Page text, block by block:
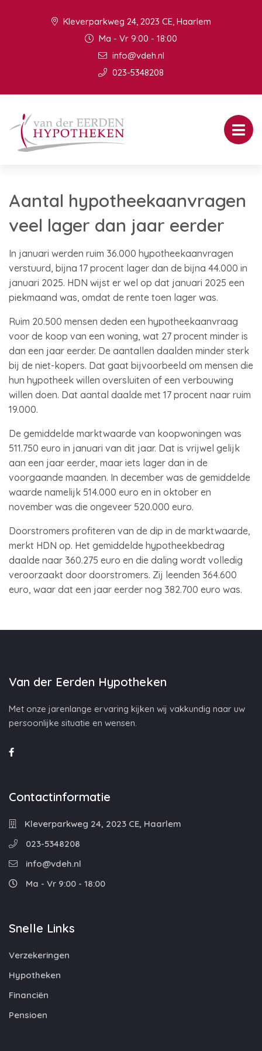
Kleverparkweg 24, 2023 CE, Haarlem
Ma - Vr 9:00 - 18:00
info@vdeh.nl
023-5348208
Aantal hypotheekaanvragen
veel lager dan jaar eerder
In januari werden ruim 36.000 hypotheekaanvragen
verstuurd, bijna 17 procent lager dan de bijna 44.000 in
januari 2025. HDN wijst er wel op dat januari 2025 een
piekmaand was, omdat de rente toen lager was.
Ruim 20.500 mensen deden een hypotheekaanvraag
voor de koop van een woning, wat 27 procent minder is
dan een jaar eerder. De aantallen daalden minder sterk
bij de niet-kopers. Dat gaat bijvoorbeeld om mensen die
hun hypotheek willen oversluiten of een verbouwing
willen doen. Dat aantal daalde met 17 procent naar ruim
19.000.
De gemiddelde marktwaarde van koopwoningen was
511.750 euro in januari van dit jaar. Dat is vrijwel gelijk
aan een jaar eerder, maar iets lager dan in de
voorgaande maanden. In december was de gemiddelde
waarde namelijk 514.000 euro en in oktober en
november was die ongeveer 520.000 euro.
Doorstromers profiteren van de dip in de marktwaarde,
merkt HDN op. Het gemiddelde hypotheekbedrag
daalde naar 360.275 euro en die daling wordt volledig
veroorzaakt door doorstromers. Zij leenden 364.600
euro, waar dat een jaar eerder nog 382.700 euro was.
Van der Eerden Hypotheken
Met onze jarenlange ervaring kijken wij vakkundig naar uw
persoonlijke situatie en wensen.
Contactinformatie
Kleverparkweg 24, 2023 CE, Haarlem
023-5348208
info@vdeh.nl
Ma - Vr 9:00 - 18:00
Snelle Links
Verzekeringen
Hypotheken
Financiën
Pensioen